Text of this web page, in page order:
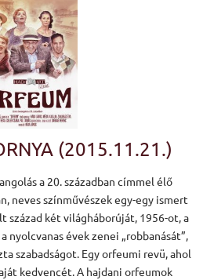
(2015.11.21.)
a 20. században címmel élő
neves színművészek egy-egy ismert
század két világháborúját, 1956-ot, a
nyolcvanas évek zenei „robbanását”,
szabadságot. Egy orfeumi revü, ahol
kedvencét. A hajdani orfeumok